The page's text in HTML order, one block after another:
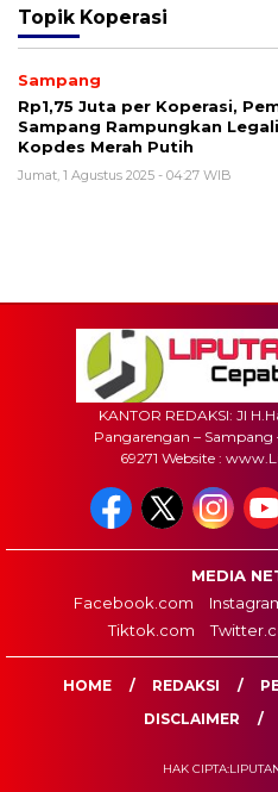
Topik Koperasi
Sampang
Rp1,75 Juta per Koperasi,
Sampang Rampungkan
Kopdes Merah Putih
Jumat, 1 Agustus 2025 - 04:27 WIB
KANTOR REDAKSI: Jl
Pangarengan –
69271 Website :
MEDIA
Facebook.com
Tiktok.com
HOME REDAKSI
DISCLAIMER
HAK